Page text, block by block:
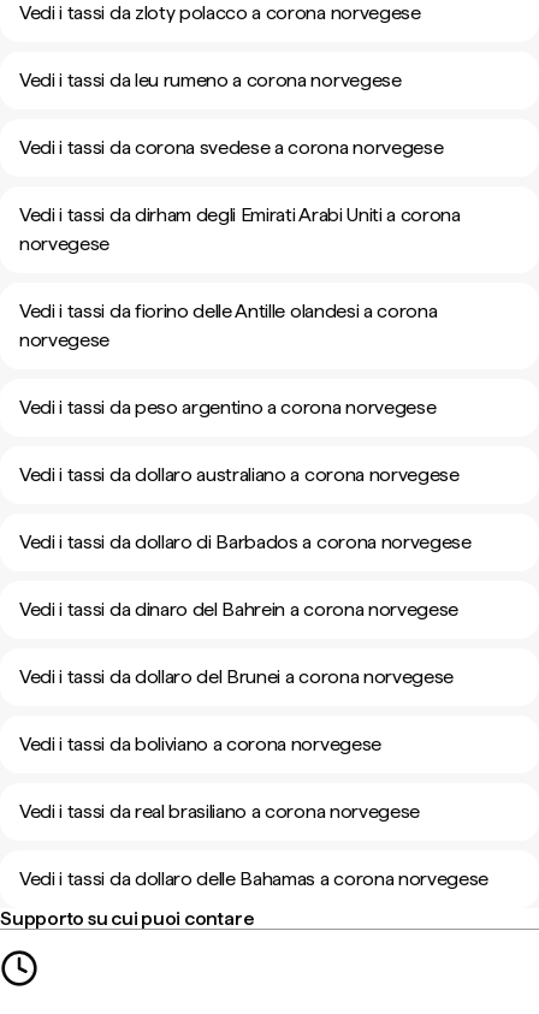
Vedi i tassi da zloty polacco a corona norvegese
Vedi i tassi da leu rumeno a corona norvegese
Vedi i tassi da corona svedese a corona norvegese
Vedi i tassi da dirham degli Emirati Arabi Uniti a corona
norvegese
Vedi i tassi da fiorino delle Antille olandesi a corona
norvegese
Vedi i tassi da peso argentino a corona norvegese
Vedi i tassi da dollaro australiano a corona norvegese
Vedi i tassi da dollaro di Barbados a corona norvegese
Vedi i tassi da dinaro del Bahrein a corona norvegese
Vedi i tassi da dollaro del Brunei a corona norvegese
Vedi i tassi da boliviano a corona norvegese
Vedi i tassi da real brasiliano a corona norvegese
Vedi i tassi da dollaro delle Bahamas a corona norvegese
Supporto su cui puoi contare